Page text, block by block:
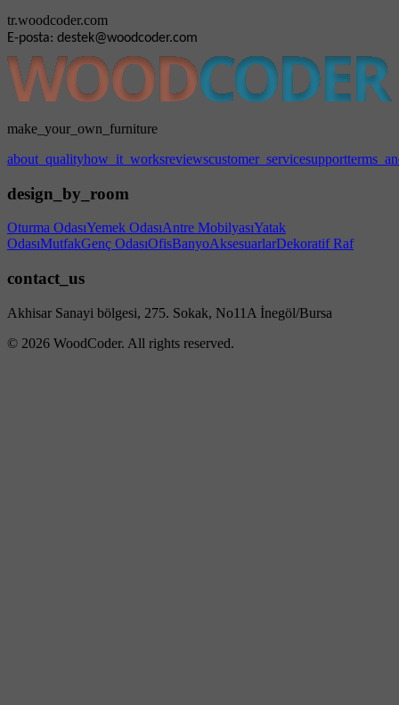
tr.woodcoder.com
E-posta: destek@woodcoder.com
make_your_own_furniture
about_qualityhow_it_worksreviewscustomer_servicesupport
design_by_room
Oturma OdasıYemek OdasıAntre MobilyasıYatak
OdasıMutfakGenç OdasıOfisBanyoAksesuarlarDekoratif Raf
contact_us
Akhisar Sanayi bölgesi, 275. Sokak, No11A İnegöl/Bursa
© 2026 WoodCoder. All rights reserved.